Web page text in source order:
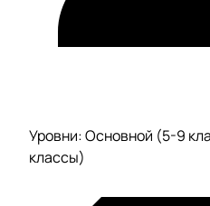
Уровни: Основной (5-9
классы)